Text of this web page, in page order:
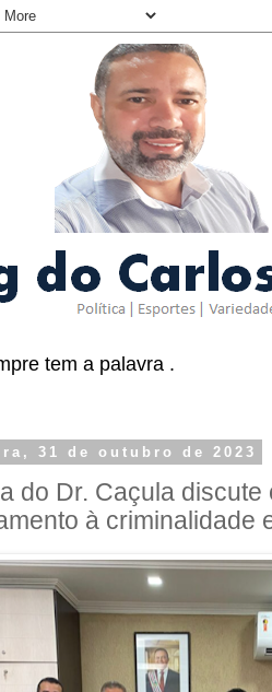
tem a palavra .
31 de outubro de 2023
do Dr. Caçula
à criminalidade